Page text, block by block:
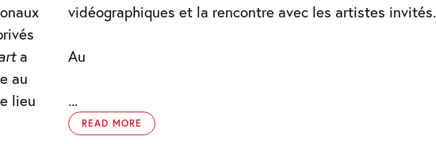
a
au
lieu
vidéographiques et la rencontre avec les artistes invités.
Au
...
READ MORE